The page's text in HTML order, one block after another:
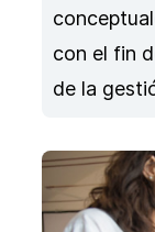
con el fin
de la